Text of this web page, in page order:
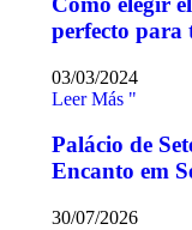
perfecto para
03/03/2024
Leer Más "
Palácio de
Encanto em
30/07/2026